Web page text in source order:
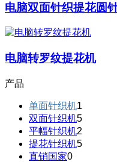
电脑双面针织提花圆
电脑转罗纹提花机
产品
单面针织机1
双面针织机5
平幅针织机2
提花针织机5
直销国家0